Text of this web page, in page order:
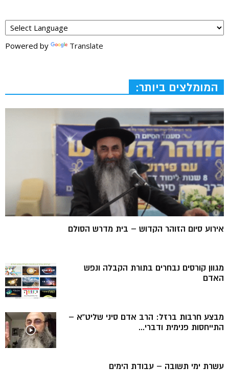
Powered by Translate
המומלצים ביותר:
אירוע סיום הזוהר הקדוש – בית מדרש הסולם
מגוון קורסים נבחרים בתורת הקבלה ונפש
האדם
מבצע חרבות ברזל: הרב אדם סיני שליט”א –
התייחסות פנימית ודברי...
עשרת ימי תשובה – עבודת הימים